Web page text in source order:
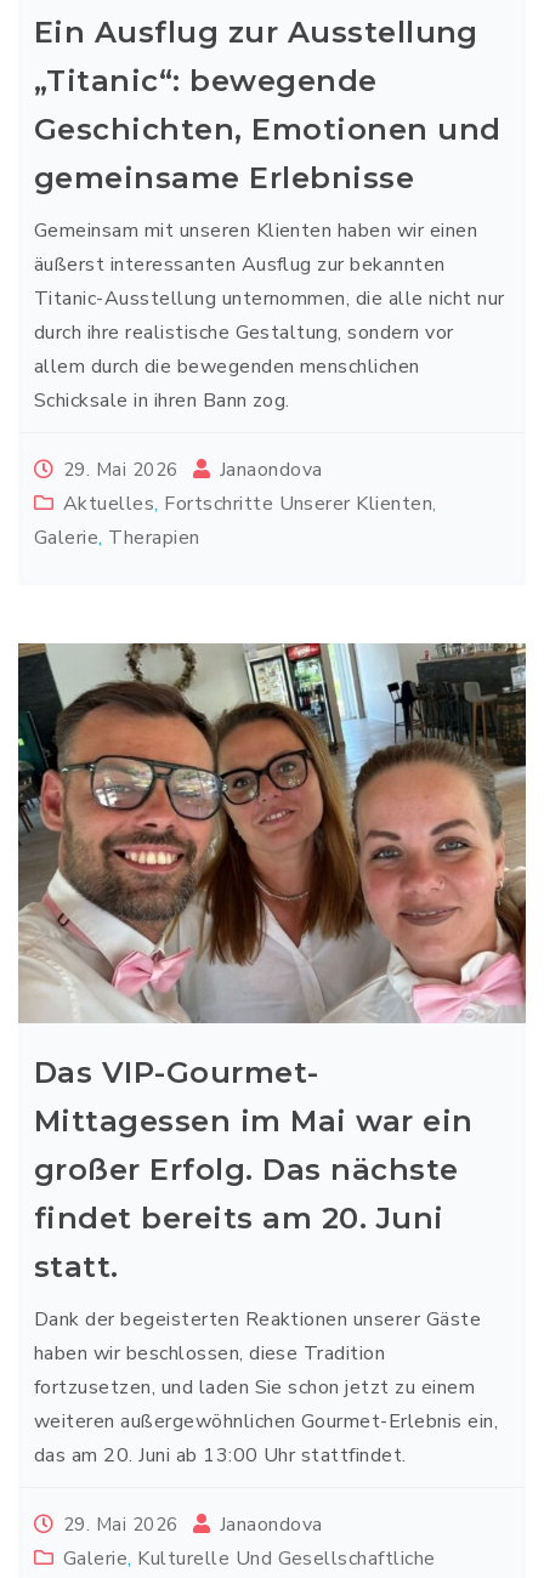
Ein Ausflug zur Ausstellung
„Titanic“: bewegende
Geschichten, Emotionen und
gemeinsame Erlebnisse
Gemeinsam mit unseren Klienten haben wir einen
äußerst interessanten Ausflug zur bekannten
Titanic-Ausstellung unternommen, die alle nicht nur
durch ihre realistische Gestaltung, sondern vor
allem durch die bewegenden menschlichen
Schicksale in ihren Bann zog.
29. Mai 2026
Janaondova
Aktuelles, Fortschritte Unserer Klienten,
Galerie, Therapien
Das VIP-Gourmet-
Mittagessen im Mai war ein
großer Erfolg. Das nächste
findet bereits am 20. Juni
statt.
Dank der begeisterten Reaktionen unserer Gäste
haben wir beschlossen, diese Tradition
fortzusetzen, und laden Sie schon jetzt zu einem
weiteren außergewöhnlichen Gourmet-Erlebnis ein,
das am 20. Juni ab 13:00 Uhr stattfindet.
29. Mai 2026
Janaondova
Galerie, Kulturelle Und Gesellschaftliche